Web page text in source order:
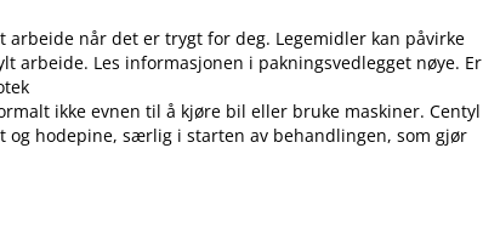
når det er trygt for deg. Legemidler kan påvirke
arbeide. Les informasjonen i pakningsvedlegget nøye. Er
ikke evnen til å kjøre bil eller bruke maskiner. Centyl
og hodepine, særlig i starten av behandlingen, som gjør